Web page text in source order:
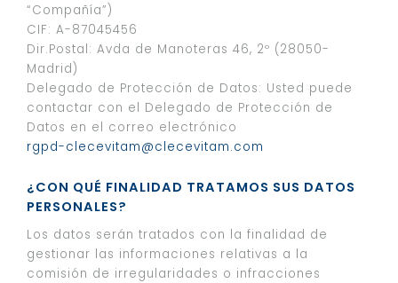
“Compañía”)
CIF: A-87045456
Dir.Postal: Avda de Manoteras 46, 2º (28050-
Madrid)
Delegado de Protección de Datos: Usted puede
contactar con el Delegado de Protección de
Datos en el correo electrónico
rgpd-clecevitam@clecevitam.com
¿CON QUÉ FINALIDAD TRATAMOS SUS DATOS
PERSONALES?
Los datos serán tratados con la finalidad de
gestionar las informaciones relativas a la
comisión de irregularidades o infracciones